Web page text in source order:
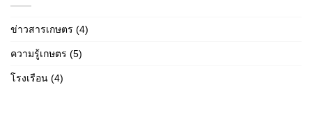
ข่าวสารเกษตร (4)
ความรู้เกษตร (5)
โรงเรือน (4)